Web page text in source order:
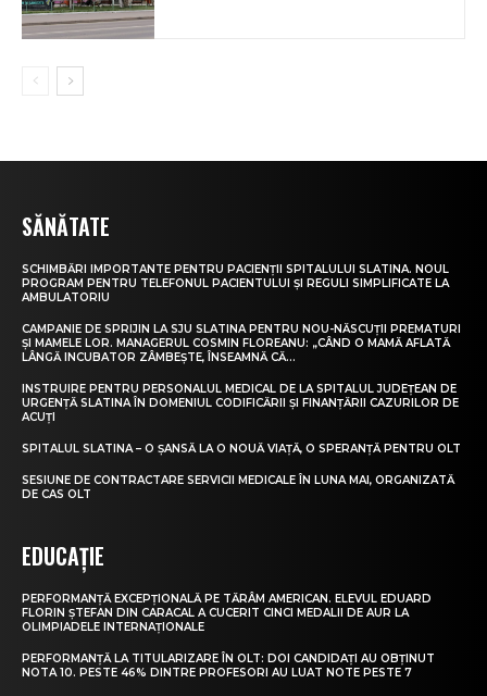
SĂNĂTATE
SCHIMBĂRI IMPORTANTE PENTRU PACIENȚII SPITALULUI SLATINA. NOUL
PROGRAM PENTRU TELEFONUL PACIENTULUI ȘI REGULI SIMPLIFICATE LA
AMBULATORIU
CAMPANIE DE SPRIJIN LA SJU SLATINA PENTRU NOU-NĂSCUȚII PREMATURI
ȘI MAMELE LOR. MANAGERUL COSMIN FLOREANU: „CÂND O MAMĂ AFLATĂ
LÂNGĂ INCUBATOR ZÂMBEȘTE, ÎNSEAMNĂ CĂ...
INSTRUIRE PENTRU PERSONALUL MEDICAL DE LA SPITALUL JUDEȚEAN DE
URGENȚĂ SLATINA ÎN DOMENIUL CODIFICĂRII ȘI FINANȚĂRII CAZURILOR DE
ACUȚI
SPITALUL SLATINA – O ȘANSĂ LA O NOUĂ VIAȚĂ, O SPERANȚĂ PENTRU OLT
SESIUNE DE CONTRACTARE SERVICII MEDICALE ÎN LUNA MAI, ORGANIZATĂ
DE CAS OLT
EDUCAȚIE
PERFORMANȚĂ EXCEPȚIONALĂ PE TĂRÂM AMERICAN. ELEVUL EDUARD
FLORIN ȘTEFAN DIN CARACAL A CUCERIT CINCI MEDALII DE AUR LA
OLIMPIADELE INTERNAȚIONALE
PERFORMANȚĂ LA TITULARIZARE ÎN OLT: DOI CANDIDAȚI AU OBȚINUT
NOTA 10. PESTE 46% DINTRE PROFESORI AU LUAT NOTE PESTE 7